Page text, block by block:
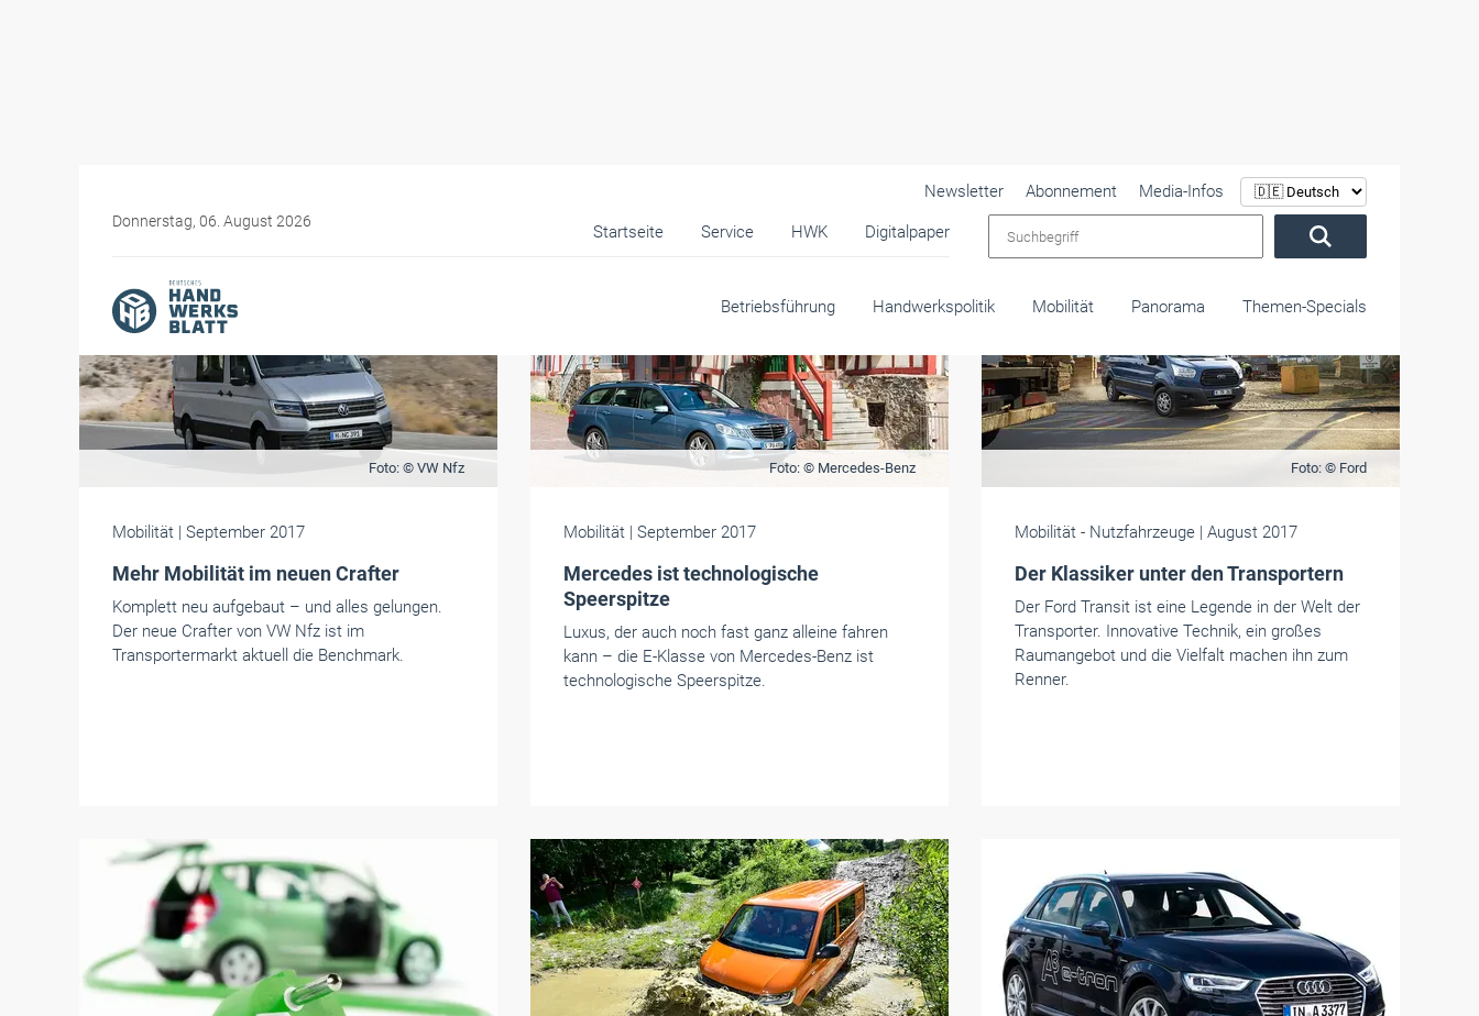
Donnerstag, 06. August 2026
Startseite Service HWK Digitalpaper
Newsletter Abonnement
Media-Infos
Betriebsführung Handwerkspolitik Mobilität Panorama Themen-Specials
Foto: © VW Nfz
Mobilität | September 2017
Mehr Mobilität im neuen Crafter
Komplett neu aufgebaut – und alles gelungen.
Der neue Crafter von VW Nfz ist im
Transportermarkt aktuell die Benchmark.
Foto: © Mercedes-Benz
Mobilität | September 2017
Mercedes ist technologische
Speerspitze
Luxus, der auch noch fast ganz alleine fahren
kann – die E-Klasse von Mercedes-Benz ist
technologische Speerspitze.
Foto: © Ford
Mobilität- Nutzfahrzeuge | August 2017
Der Klassiker unter den Transportern
Der Ford Transit ist eine Legende in der Welt der
Transporter. Innovative Technik, ein großes
Raumangebot und die Vielfalt machen ihn zum
Renner.